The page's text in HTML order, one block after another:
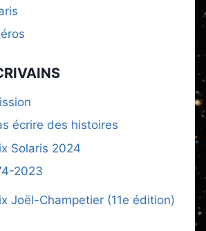
écrire des histoires
Solaris 2024
2023
Joël-Champetier (11e édition)